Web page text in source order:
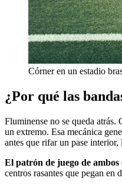
Córner en un estadio
¿Por qué las
Fluminense no se queda
un extremo. Esa mecánica
antes que rifar un pase
El patrón de juego de
centros rasantes que pegan en